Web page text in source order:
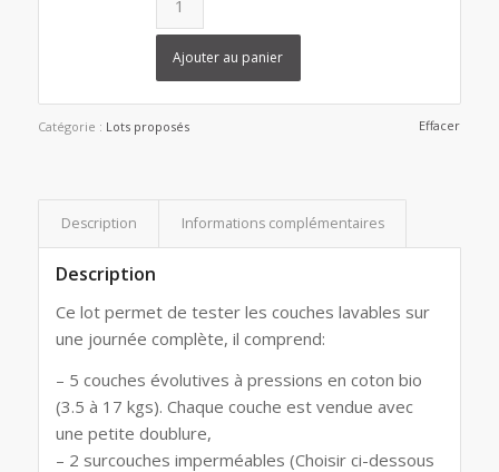
Effacer
Ajouter au panier
Catégorie : Lots proposés
Description Informations complémentaires
Description
Ce lot permet de tester les couches lavables sur
une journée complète, il comprend:
– 5 couches évolutives à pressions en coton bio
(3.5 à 17 kgs). Chaque couche est vendue avec
une petite doublure,
– 2 surcouches imperméables (Choisir ci-dessous